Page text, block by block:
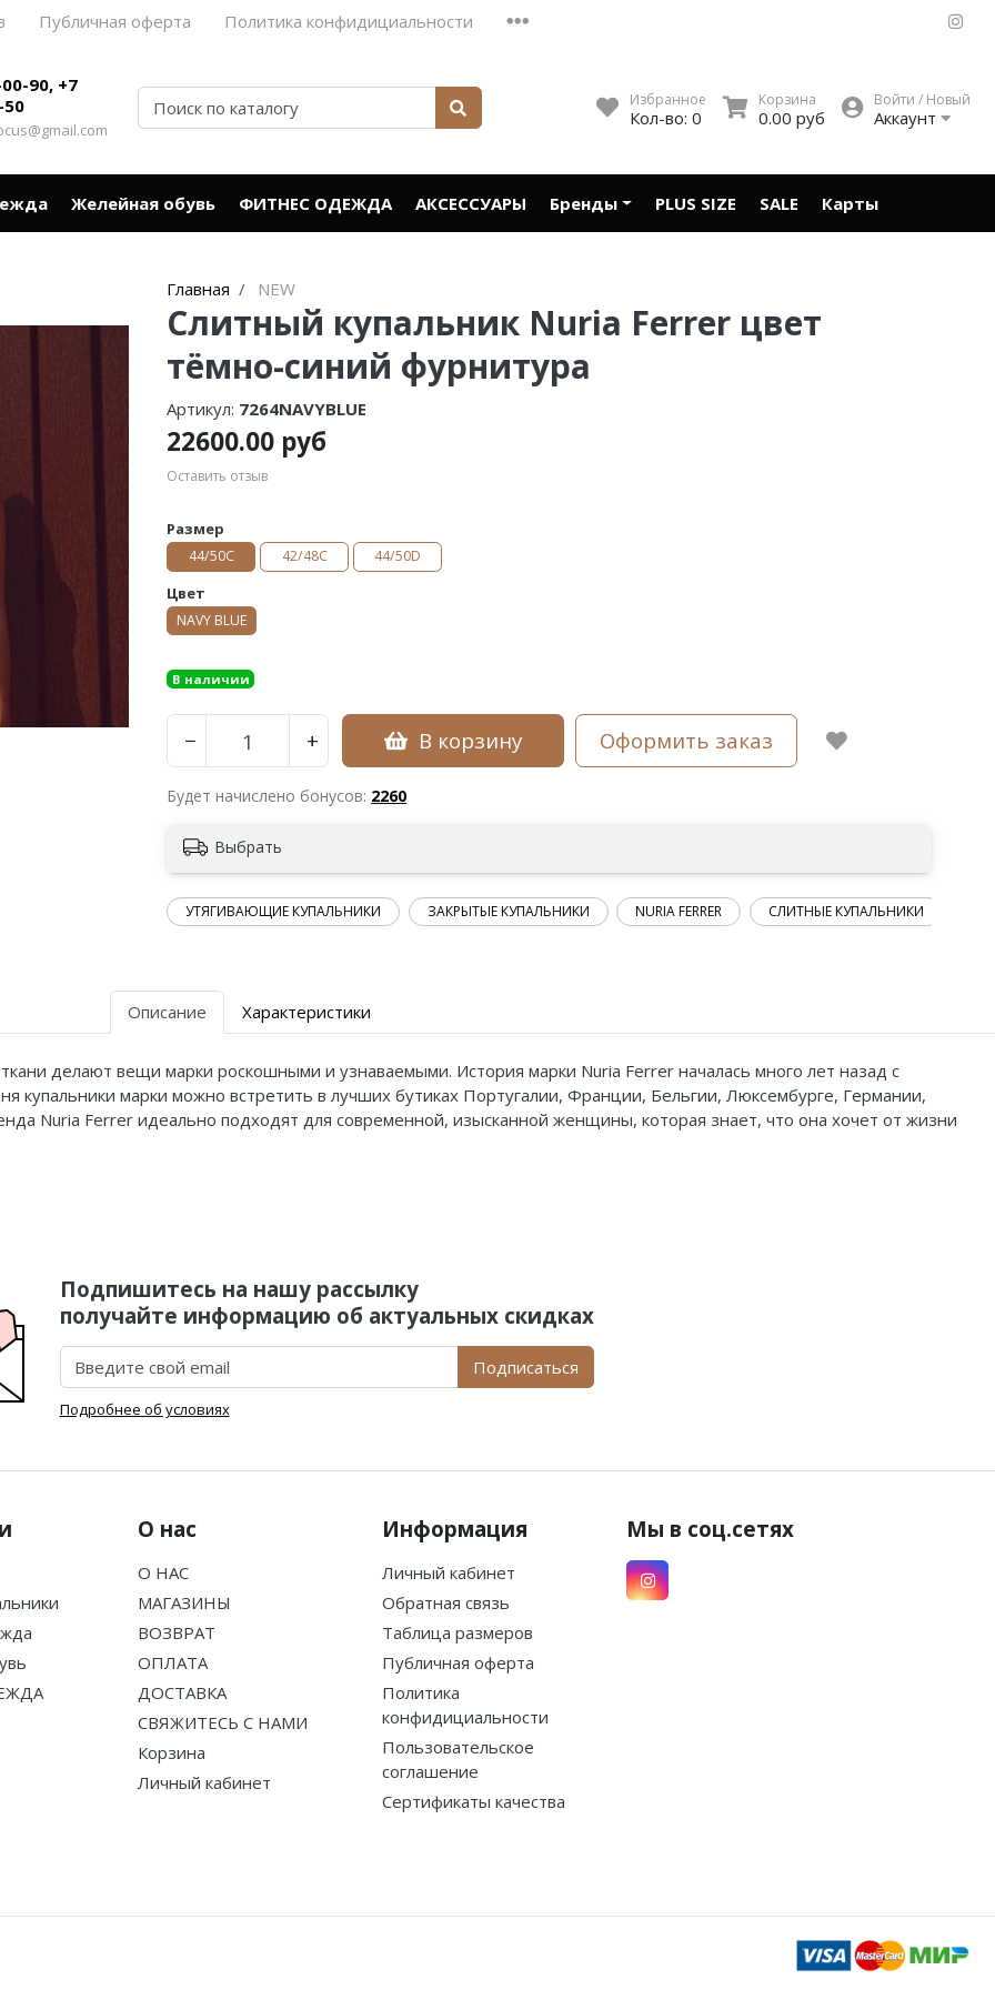
Публичная оферта Политика конфидициальности
90, +7
50
Избранное
Кол-во: 0
Корзина
0.00 руб
Войти / Новый
Аккаунт
Желейная обувь ФИТНЕС ОДЕЖДА АКСЕССУАРЫ Бренды PLUS SIZE SALE Карты
Главная NEW
Слитный купальник Nuria Ferrer цвет
тёмно-синий фурнитура
Артикул: 7264NAVYBLUE
22600.00 руб
Оставить отзыв
Размер
44/50С 42/48С 44/50D
Цвет
NAVY BLUE
В наличии
− + В корзину Оформить заказ
Будет начислено бонусов: 2260
Выбрать
УТЯГИВАЮЩИЕ КУПАЛЬНИКИ ЗАКРЫТЫЕ КУПАЛЬНИКИ NURIA FERRER СЛИТНЫЕ КУПАЛЬНИКИ
Описание Характеристики
делают вещи марки роскошными и узнаваемыми. История марки Nuria Ferrer началась много лет назад с
купальники марки можно встретить в лучших бутиках Португалии, Франции, Бельгии, Люксембурге, Германии,
Nuria Ferrer идеально подходят для современной, изысканной женщины, которая знает, что она хочет от жизни
Подпишитесь на нашу рассылку
получайте информацию об актуальных скидках
Подписаться
Подробнее об условиях
О нас
О НАС
МАГАЗИНЫ
ВОЗВРАТ
ОПЛАТА
ДОСТАВКА
СВЯЖИТЕСЬ С НАМИ
Корзина
Личный кабинет
Информация
Личный кабинет
Обратная связь
Таблица размеров
Публичная оферта
Политика
конфидициальности
Пользовательское
соглашение
Сертификаты качества
Мы в соц.сетях